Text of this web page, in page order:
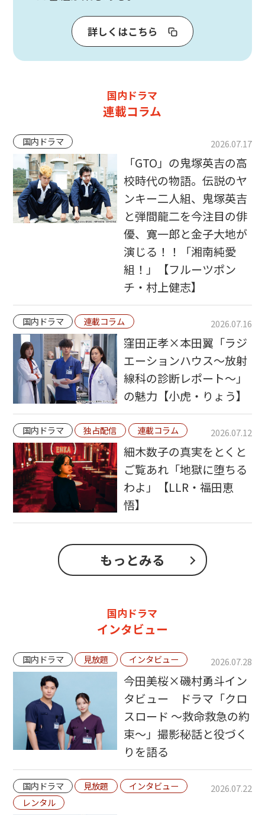
詳しくはこちら
国内ドラマ
連載コラム
国内ドラマ 2026.07.17
「GTO」の鬼塚英吉の高
校時代の物語。伝説のヤ
ンキー二人組、鬼塚英吉
と弾間龍二を今注目の俳
優、寛一郎と金子大地が
演じる！！「湘南純愛
組！」【フルーツポン
チ・村上健志】
国内ドラマ 連載コラム 2026.07.16
窪田正孝×本田翼「ラジ
エーションハウス〜放射
線科の診断レポート〜」
の魅力【小虎・りょう】
国内ドラマ 独占配信 連載コラム 2026.07.12
細木数子の真実をとくと
ご覧あれ「地獄に堕ちる
わよ」【LLR・福田恵
悟】
もっとみる
国内ドラマ
インタビュー
国内ドラマ 見放題 インタビュー 2026.07.28
今田美桜×磯村勇斗イン
タビュー ドラマ「クロ
スロード ～救命救急の約
束～」撮影秘話と役づく
りを語る
国内ドラマ 見放題
インタビュー
レンタル
2026.07.22